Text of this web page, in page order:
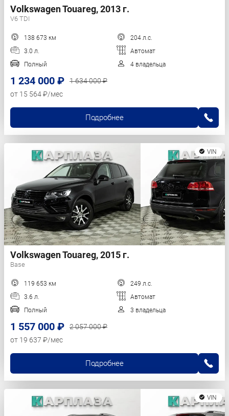
Volkswagen Touareg, 2013 г.
V6 TDI
138 673 км
204 л.с.
3.0 л.
Автомат
Полный
4 владельца
1 234 000 ₽
1 634 000 ₽
от 15 564 ₽/мес
Подробнее
VIN
Volkswagen Touareg, 2015 г.
Base
119 653 км
249 л.с.
3.6 л.
Автомат
Полный
3 владельца
1 557 000 ₽
2 057 000 ₽
от 19 637 ₽/мес
Подробнее
VIN